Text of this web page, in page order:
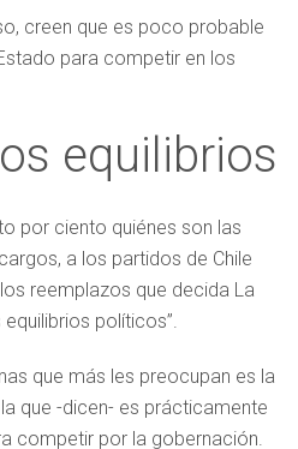
creen que es poco probable
para competir en los
equilibrios
por ciento quiénes son las
a los partidos de Chile
reemplazos que decida La
políticos”.
que más les preocupan es la
que -dicen- es prácticamente
competir por la gobernación.